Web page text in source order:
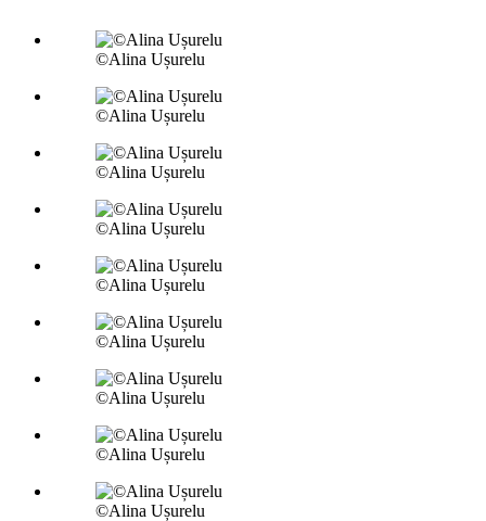
©Alina Ușurelu
©Alina Ușurelu
©Alina Ușurelu
©Alina Ușurelu
©Alina Ușurelu
©Alina Ușurelu
©Alina Ușurelu
©Alina Ușurelu
©Alina Ușurelu